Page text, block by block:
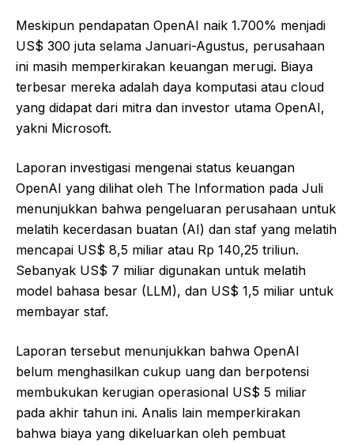
Meskipun pendapatan OpenAI naik 1.700% menjadi
US$ 300 juta selama Januari-Agustus, perusahaan
ini masih memperkirakan keuangan merugi. Biaya
terbesar mereka adalah daya komputasi atau cloud
yang didapat dari mitra dan investor utama OpenAI,
yakni Microsoft.
Laporan investigasi mengenai status keuangan
OpenAI yang dilihat oleh The Information pada Juli
menunjukkan bahwa pengeluaran perusahaan untuk
melatih kecerdasan buatan (AI) dan staf yang melatih
mencapai US$ 8,5 miliar atau Rp 140,25 triliun.
Sebanyak US$ 7 miliar digunakan untuk melatih
model bahasa besar (LLM), dan US$ 1,5 miliar untuk
membayar staf.
Laporan tersebut menunjukkan bahwa OpenAI
belum menghasilkan cukup uang dan berpotensi
membukukan kerugian operasional US$ 5 miliar
pada akhir tahun ini. Analis lain memperkirakan
bahwa biaya yang dikeluarkan oleh pembuat